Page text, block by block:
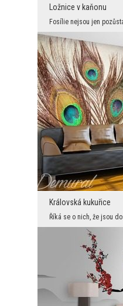
Ložnice v kaňonu
Královská kukuřice